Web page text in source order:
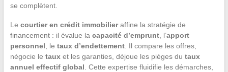
se complètent.
Le courtier en crédit immobilieraffine la stratégie de
financement : il évalue la capacité d’emprunt, l’apport
personnel , le taux d’endettement. Il compare les offres,
négocie le tauxet les garanties, déjoue les pièges du taux
annuel effectif global . Cette expertise fluidifie les démarches,